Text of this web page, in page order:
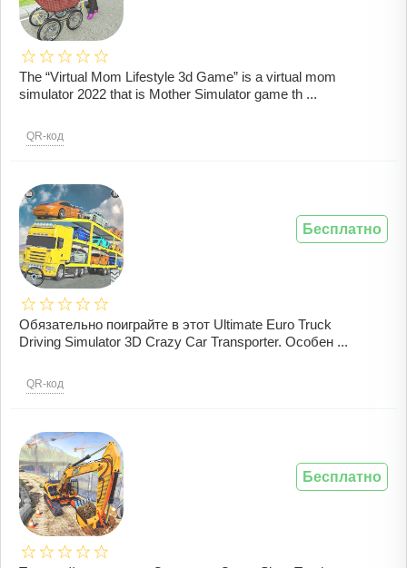
The “Virtual Mom Lifestyle 3d Game” is a virtual mom
simulator 2022 that is Mother Simulator game th ...
QR-код
Обязательно поиграйте в этот Ultimate Euro Truck
Driving Simulator 3D Crazy Car Transporter. Особен ...
QR-код
Бесплатно
Бесплатно